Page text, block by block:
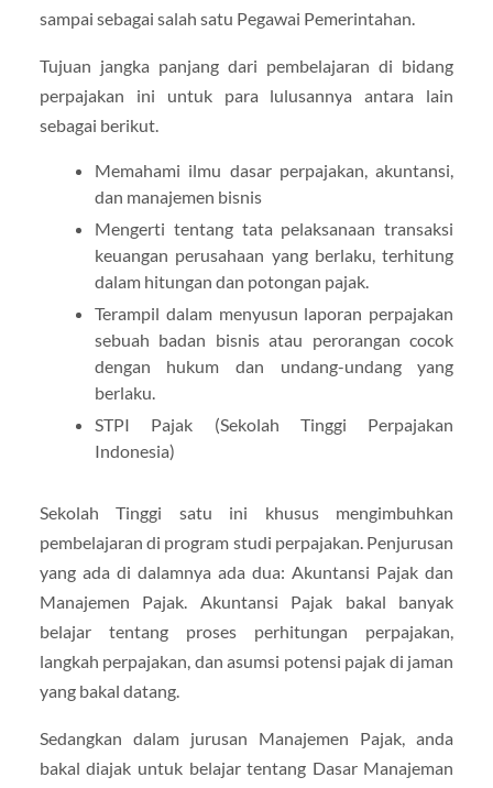
sampai sebagai salah satu Pegawai Pemerintahan.
Tujuan jangka panjang dari pembelajaran di bidang
perpajakan ini untuk para lulusannya antara lain
sebagai berikut.
Memahami ilmu dasar perpajakan, akuntansi,
dan manajemen bisnis
Mengerti tentang tata pelaksanaan transaksi
keuangan perusahaan yang berlaku, terhitung
dalam hitungan dan potongan pajak.
Terampil dalam menyusun laporan perpajakan
sebuah badan bisnis atau perorangan cocok
dengan hukum dan undang-undang yang
berlaku.
STPI Pajak (Sekolah Tinggi Perpajakan
Indonesia)
Sekolah Tinggi satu ini khusus mengimbuhkan
pembelajaran di program studi perpajakan. Penjurusan
yang ada di dalamnya ada dua: Akuntansi Pajak dan
Manajemen Pajak. Akuntansi Pajak bakal banyak
belajar tentang proses perhitungan perpajakan,
langkah perpajakan, dan asumsi potensi pajak di jaman
yang bakal datang.
Sedangkan dalam jurusan Manajemen Pajak, anda
bakal diajak untuk belajar tentang Dasar Manajeman